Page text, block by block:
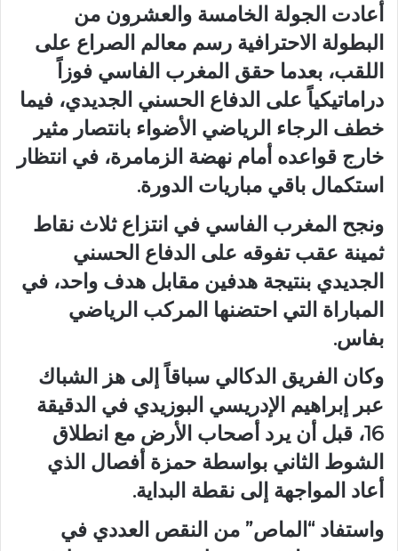
أعادت الجولة الخامسة والعشرون من
البطولة الاحترافية رسم معالم الصراع على
اللقب، بعدما حقق المغرب الفاسي فوزاً
دراماتيكياً على الدفاع الحسني الجديدي، فيما
خطف الرجاء الرياضي الأضواء بانتصار مثير
خارج قواعده أمام نهضة الزمامرة، في انتظار
استكمال باقي مباريات الدورة.
ونجح المغرب الفاسي في انتزاع ثلاث نقاط
ثمينة عقب تفوقه على الدفاع الحسني
الجديدي بنتيجة هدفين مقابل هدف واحد، في
المباراة التي احتضنها المركب الرياضي
بفاس.
وكان الفريق الدكالي سباقاً إلى هز الشباك
عبر إبراهيم الإدريسي البوزيدي في الدقيقة
16، قبل أن يرد أصحاب الأرض مع انطلاق
الشوط الثاني بواسطة حمزة أفصال الذي
أعاد المواجهة إلى نقطة البداية.
واستفاد “الماص” من النقص العددي في